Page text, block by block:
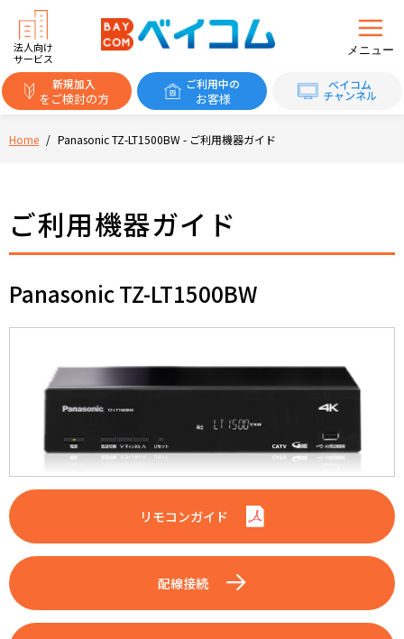
Home / Panasonic TZ-LT1500BW - ご利用機器ガイド
法人向け
サービス
メニュー
新規加入
をご検討の方
ご利用中の
お客様
ベイコム
チャンネル
ご利用機器ガイド
Panasonic TZ-LT1500BW
リモコンガイド
配線接続